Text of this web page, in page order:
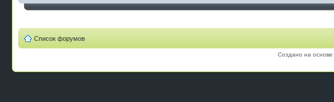
Список форумов
Создано на основе